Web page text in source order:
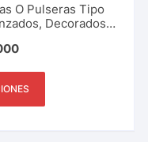
O Pulseras Tipo
Decorados